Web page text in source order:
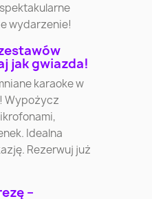
wydarzenie!
jak gwiazda!
karaoke w
Wypożycz
Idealna
Rezerwuj już
–